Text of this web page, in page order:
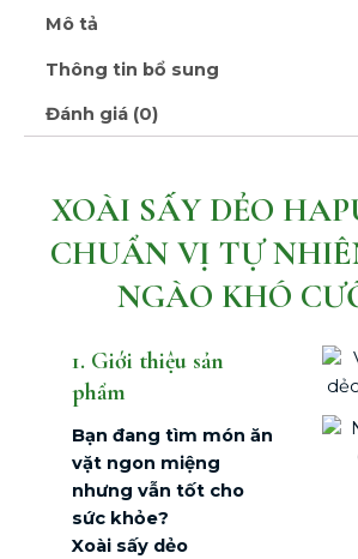
Mô tả
Thông tin bổ sung
Đánh giá (0)
XOÀI SẤY DẺO
CHUẨN VỊ TỰ
NGÀO KHÓ
1. Giới thiệu sản
phẩm
Bạn đang tìm món ăn
vặt ngon miệng
nhưng vẫn tốt cho
sức khỏe?
Xoài sấy dẻo